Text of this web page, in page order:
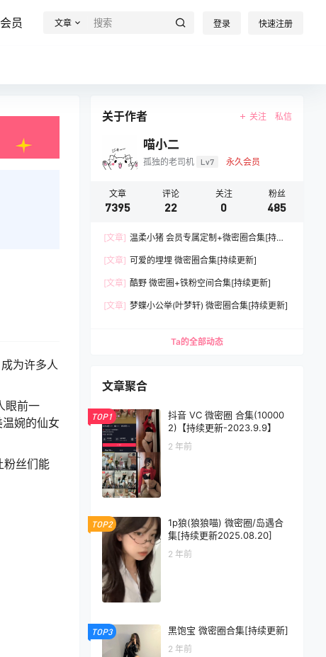
员 文章 登录 快速注册
为许多人
眼前一
婉的仙女
粉丝们能
关于作者 关注 私信
喵小二
孤独的老司机 Lv7 永久会员
文章
7395
评论
22
关注
0
粉丝
485
[文章] 温柔小猪 会员专属定制+微密圈合集[持续
[文章] 可爱的埋埋 微密圈合集[持续更新]
[文章] 酷野 微密圈+铁粉空间合集[持续更新]
[文章] 梦蝶小公举(叶梦轩) 微密圈合集[持续更新]
Ta的全部动态
文章聚合
TOP1
抖音 VC 微密圈 合集(10000
2)【持续更新-2023.9.9】
2 年前
TOP2
1p狼(狼狼喵) 微密圈/岛遇合
集[持续更新2025.08.20]
2 年前
TOP3 黑饱宝 微密圈合集[持续更新]
2 年前